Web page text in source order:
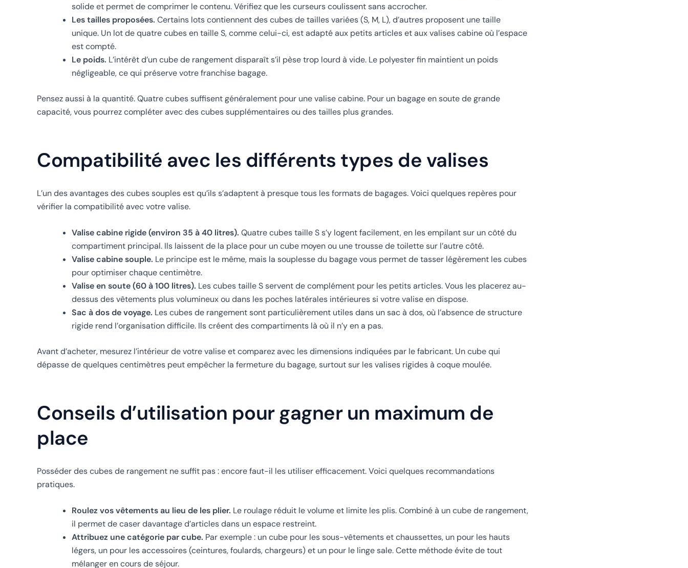
solide et permet de comprimer le contenu. Vérifiez que les curseurs coulissent sans accrocher.
Les tailles proposées. Certains lots contiennent des cubes de tailles variées (S, M, L), d’autres proposent une taille
unique. Un lot de quatre cubes en taille S, comme celui-ci, est adapté aux petits articles et aux valises cabine où l’espace
est compté.
Le poids. L’intérêt d’un cube de rangement disparaît s’il pèse trop lourd à vide. Le polyester fin maintient un poids
négligeable, ce qui préserve votre franchise bagage.
Pensez aussi à la quantité. Quatre cubes suffisent généralement pour une valise cabine. Pour un bagage en soute de grande
capacité, vous pourrez compléter avec des cubes supplémentaires ou des tailles plus grandes.
Compatibilité avec les différents types de valises
L’un des avantages des cubes souples est qu’ils s’adaptent à presque tous les formats de bagages. Voici quelques repères pour
vérifier la compatibilité avec votre valise.
Valise cabine rigide (environ 35 à 40 litres). Quatre cubes taille S s’y logent facilement, en les empilant sur un côté du
compartiment principal. Ils laissent de la place pour un cube moyen ou une trousse de toilette sur l’autre côté.
Valise cabine souple. Le principe est le même, mais la souplesse du bagage vous permet de tasser légèrement les cubes
pour optimiser chaque centimètre.
Valise en soute (60 à 100 litres). Les cubes taille S servent de complément pour les petits articles. Vous les placerez au-
dessus des vêtements plus volumineux ou dans les poches latérales intérieures si votre valise en dispose.
Sac à dos de voyage. Les cubes de rangement sont particulièrement utiles dans un sac à dos, où l’absence de structure
rigide rend l’organisation difficile. Ils créent des compartiments là où il n’y en a pas.
Avant d’acheter, mesurez l’intérieur de votre valise et comparez avec les dimensions indiquées par le fabricant. Un cube qui
dépasse de quelques centimètres peut empêcher la fermeture du bagage, surtout sur les valises rigides à coque moulée.
Conseils d’utilisation pour gagner un maximum de
place
Posséder des cubes de rangement ne suffit pas : encore faut-il les utiliser efficacement. Voici quelques recommandations
pratiques.
Roulez vos vêtements au lieu de les plier. Le roulage réduit le volume et limite les plis. Combiné à un cube de rangement,
il permet de caser davantage d’articles dans un espace restreint.
Attribuez une catégorie par cube. Par exemple : un cube pour les sous-vêtements et chaussettes, un pour les hauts
légers, un pour les accessoires (ceintures, foulards, chargeurs) et un pour le linge sale. Cette méthode évite de tout
mélanger en cours de séjour.